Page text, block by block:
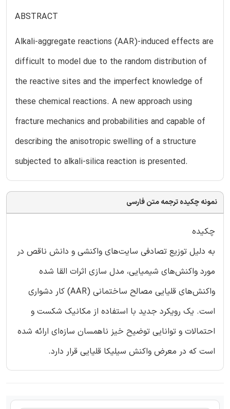
ABSTRACT
Alkali-aggregate reactions (AAR)-induced effects are
difficult to model due to the random distribution of
the reactive sites and the imperfect knowledge of
these chemical reactions. A new approach using
fracture mechanics and probabilities and capable of
describing the anisotropic swelling of a structure
subjected to alkali-silica reaction is presented.
نمونه چکیده ترجمه متن فارسی
چکیده
به دلیل توزیع تصادفی سایت‌های واکنشی و دانش ناقص در
مورد واکنش‌های شیمیایی، مدل سازی اثرات القا شده
واکنش‌های قلیایی مصالح ساختمانی (AAR) کار دشواری
است. یک رویکرد جدید با استفاده از مکانیک شکست و
احتمالات و توانایی توضیح خیز ناهمسان سازه‌ای ارائه شده
است که در معرض واکنش سیلیکا قلیایی قرار دارد.